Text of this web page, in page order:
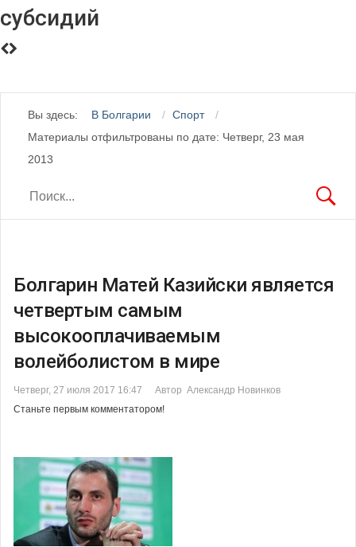
субсидий
Вы здесь: В Болгарии
Спорт
Материалы отфильтрованы по дате: Четверг, 23 мая
2013
Болгарин Матей Казийски является
четвертым самым
высокооплачиваемым
волейболистом в мире
Четверг, 27 июля 2017 16:47
Автор Александр Новинков
Станьте первым комментатором!